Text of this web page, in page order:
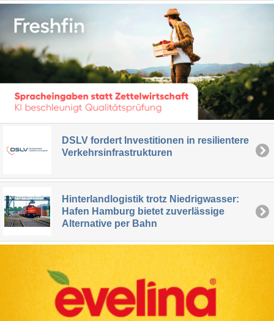
DSLV fordert Investitionen in resilientere
Verkehrsinfrastrukturen
Hinterlandlogistik trotz Niedrigwasser:
Hafen Hamburg bietet zuverlässige
Alternative per Bahn